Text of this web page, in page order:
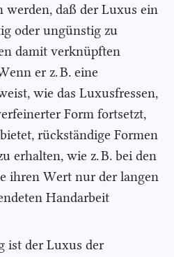
werden, daß der Luxus ein
oder ungünstig zu
damit verknüpften
er z. B. eine
wie das Luxusfressen,
Form fortsetzt,
rückständige Formen
erhalten, wie z. B. bei den
ihren Wert nur der langen
Handarbeit
ist der Luxus der